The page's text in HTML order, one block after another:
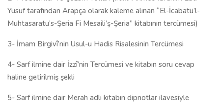
Yusuf tarafından Arapça olarak kaleme alınan “El-İcabatü’l-
Muhtasaratu’s-Şeria Fi Mesaili’ş-Şeria” kitabının tercümesi)
3- İmam Birgivî’nin Usul-u Hadis Risalesinin Tercümesi
4- Sarf ilmine dair İzzî’nin Tercümesi ve kitabın soru cevap
haline getirilmiş şekli
5- Sarf ilmine dair Merah adlı kitabın dipnotlar ilavesiyle